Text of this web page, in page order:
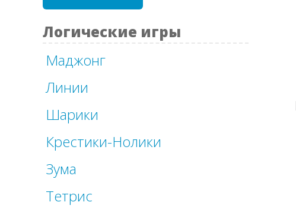
Логические игры
Маджонг
Линии
Шарики
Крестики-Нолики
Зума
Тетрис